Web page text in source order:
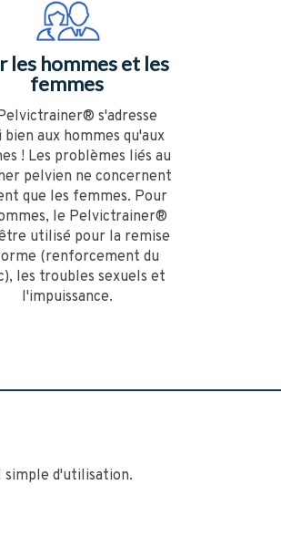
les hommes et les
femmes
s'adresse
bien aux hommes qu'aux
! Les problèmes liés au
pelvien ne concernent
que les femmes. Pour
le Pelvictrainer®
utilisé pour la remise
(renforcement du
les troubles sexuels et
l'impuissance.
simple d'utilisation.